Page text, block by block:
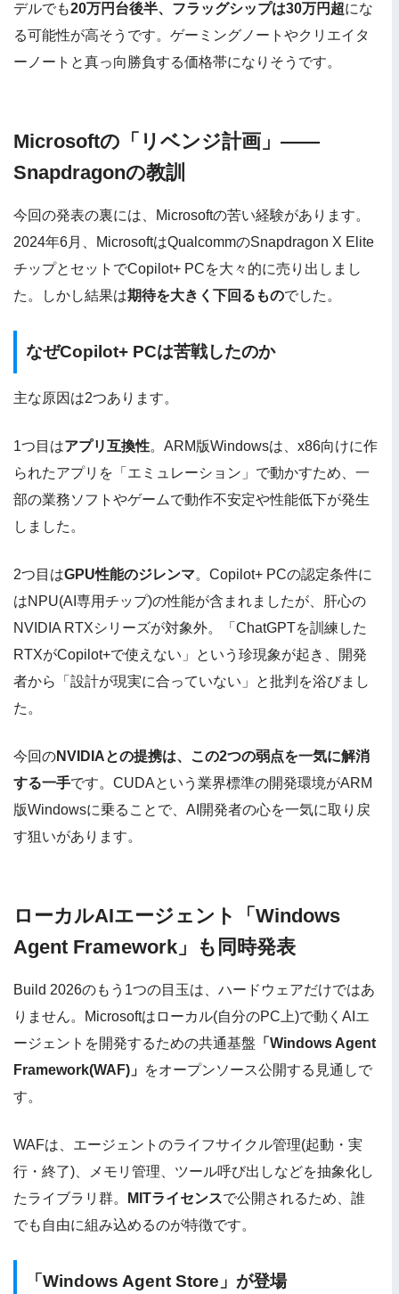
デルでも20万円台後半、フラッグシップは30万円超にな
る可能性が高そうです。ゲーミングノートやクリエイタ
ーノートと真っ向勝負する価格帯になりそうです。
Microsoftの「リベンジ計画」——
Snapdragonの教訓
今回の発表の裏には、Microsoftの苦い経験があります。
2024年6月、MicrosoftはQualcommのSnapdragon X Elite
チップとセットでCopilot+ PCを大々的に売り出しまし
た。しかし結果は期待を大きく下回るものでした。
なぜCopilot+ PCは苦戦したのか
主な原因は2つあります。
1つ目はアプリ互換性。ARM版Windowsは、x86向けに作
られたアプリを「エミュレーション」で動かすため、一
部の業務ソフトやゲームで動作不安定や性能低下が発生
しました。
2つ目はGPU性能のジレンマ。Copilot+ PCの認定条件に
はNPU(AI専用チップ)の性能が含まれましたが、肝心の
NVIDIA RTXシリーズが対象外。「ChatGPTを訓練した
RTXがCopilot+で使えない」という珍現象が起き、開発
者から「設計が現実に合っていない」と批判を浴びまし
た。
今回のNVIDIAとの提携は、この2つの弱点を一気に解消
する一手です。CUDAという業界標準の開発環境がARM
版Windowsに乗ることで、AI開発者の心を一気に取り戻
す狙いがあります。
ローカルAIエージェント「Windows
Agent Framework」も同時発表
Build 2026のもう1つの目玉は、ハードウェアだけではあ
りません。Microsoftはローカル(自分のPC上)で動くAIエ
ージェントを開発するための共通基盤 「Windows Agent
Framework(WAF)」 をオープンソース公開する見通しで
す。
WAFは、エージェントのライフサイクル管理(起動・実
行・終了)、メモリ管理、ツール呼び出しなどを抽象化し
たライブラリ群。
MITライセンスで公開されるため、誰
でも自由に組み込めるのが特徴です。
「Windows Agent Store」が登場